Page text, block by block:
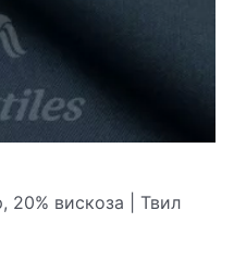
20% вискоза | Твил